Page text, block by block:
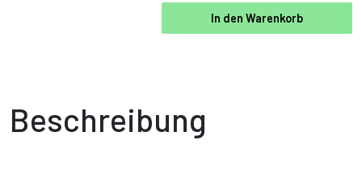
In den Warenkorb
Beschreibung